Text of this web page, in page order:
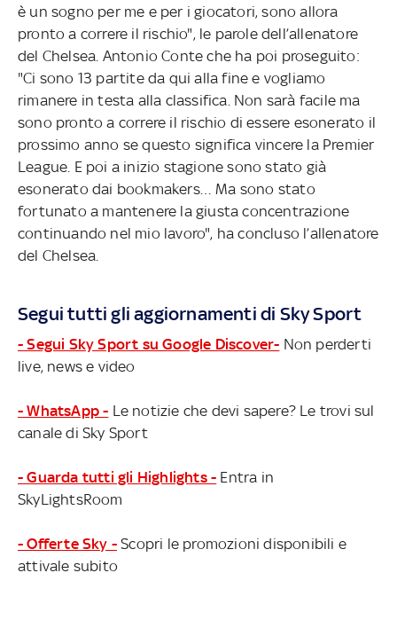
è un sogno per me e per i giocatori, sono allora
pronto a correre il rischio", le parole dell’allenatore
del Chelsea. Antonio Conte che ha poi proseguito:
"Ci sono 13 partite da qui alla fine e vogliamo
rimanere in testa alla classifica. Non sarà facile ma
sono pronto a correre il rischio di essere esonerato il
prossimo anno se questo significa vincere la Premier
League. E poi a inizio stagione sono stato già
esonerato dai bookmakers… Ma sono stato
fortunato a mantenere la giusta concentrazione
continuando nel mio lavoro", ha concluso l’allenatore
del Chelsea.
Segui tutti gli aggiornamenti di Sky Sport
- Segui Sky Sport su Google Discover- Non perderti
live, news e video
- WhatsApp - Le notizie che devi sapere? Le trovi sul
canale di Sky Sport
- Guarda tutti gli Highlights - Entra in
SkyLightsRoom
- Offerte Sky - Scopri le promozioni disponibili e
attivale subito